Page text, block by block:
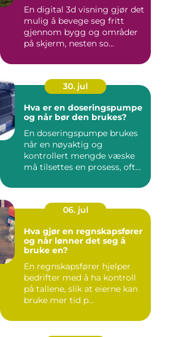
En digital 3d visning gjør det
mulig å bevege seg fritt
gjennom bygg og områder
på skjerm, nesten so...
30. jul
Hva er en doseringspumpe
og når bør den brukes?
En doseringspumpe brukes
når en nøyaktig og
kontrollert mengde væske
må tilsettes en prosess, ofte
06. jul
Hva gjør en regnskapsfører
og når lønner det seg å
bruke en?
En regnskapsfører hjelper
bedrifter med å ha kontroll
på tallene, slik at eierne kan
bruke mer tid p...